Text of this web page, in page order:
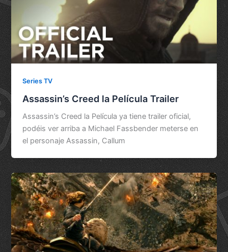
Series TV
Assassin’s Creed la Película Trailer
Assassin’s Creed la Película ya tiene trailer oficial,
podéis ver arriba a Michael Fassbender meterse en
el personaje Assassin, Callum